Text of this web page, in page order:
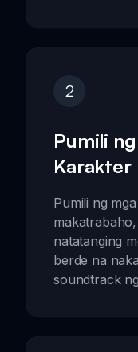
2
Pumili
Karakter
Pumili ng
natatanging
berde na
soundtrack